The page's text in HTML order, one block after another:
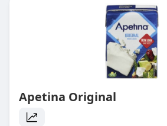
Apetina Original